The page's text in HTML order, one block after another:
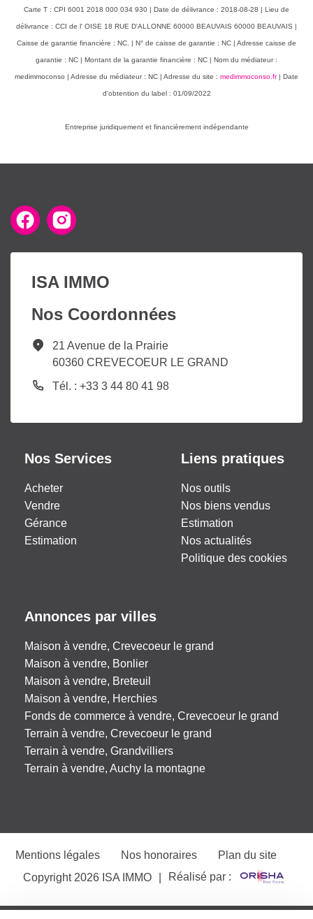
Carte T : CPI 6001 2018 000 034 930 | Date de délivrance : 2018-08-28 | Lieu de
délivrance : CCI de l' OISE 18 RUE D'ALLONNE 60000 BEAUVAIS 60000 BEAUVAIS |
Caisse de garantie financière : NC. | N° de caisse de garantie : NC | Adresse caisse de
garantie : NC | Montant de la garantie financière : NC | Nom du médiateur :
medimmoconso | Adresse du médiateur : NC | Adresse du site : medimmoconso.fr| Date
d'obtention du label : 01/09/2022
Entreprise juridiquement et financièrement indépendante
ISA IMMO
Nos Coordonnées
21 Avenue de la Prairie
60360 CREVECOEUR LE GRAND
Tél. : +33 3 44 80 41 98
Nos Services
Acheter
Vendre
Gérance
Estimation
Liens pratiques
Nos outils
Nos biens vendus
Estimation
Nos actualités
Politique des cookies
Annonces par villes
Maison à vendre, Crevecoeur le grand
Maison à vendre, Bonlier
Maison à vendre, Breteuil
Maison à vendre, Herchies
Fonds de commerce à vendre, Crevecoeur le grand
Terrain à vendre, Crevecoeur le grand
Terrain à vendre, Grandvilliers
Terrain à vendre, Auchy la montagne
Mentions légales Nos honoraires
Plan du site
Copyright 2026 ISA IMMO
Réalisé par :